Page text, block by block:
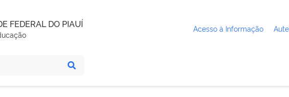
FEDERAL DO PIAUÍ Acesso à Informação